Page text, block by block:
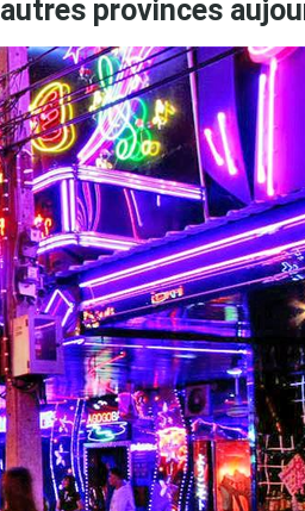
provinces